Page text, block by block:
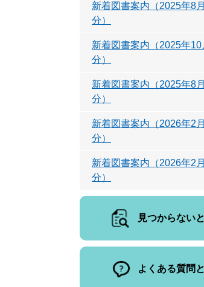
新着図書案内（2025年8
分）
新着図書案内（2025年10
分）
新着図書案内（2025年8
分）
新着図書案内（2026年2
分）
新着図書案内（2026年2
分）
見つからない
よくある質問